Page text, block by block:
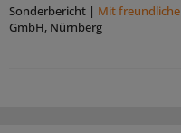
Sonderbericht | Mit
GmbH, Nürnberg